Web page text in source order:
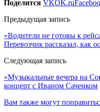
Поделится VKOK.ru
Предыдущая запись
«Водители не готовы к
Перевозчик рассказал, как
Следующая запись
«Музыкальные вечера на
концерт с Иваном Саченком
Вам также могут